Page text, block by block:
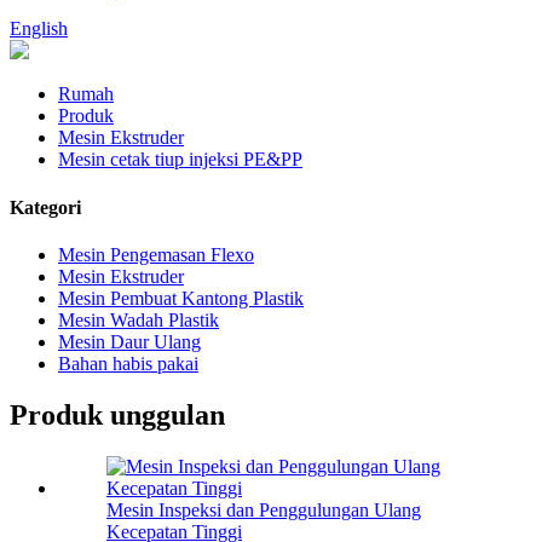
English
Rumah
Produk
Mesin Ekstruder
Mesin cetak tiup injeksi PE&PP
Kategori
Mesin Pengemasan Flexo
Mesin Ekstruder
Mesin Pembuat Kantong Plastik
Mesin Wadah Plastik
Mesin Daur Ulang
Bahan habis pakai
Produk unggulan
Mesin Inspeksi dan Penggulungan Ulang
Kecepatan Tinggi